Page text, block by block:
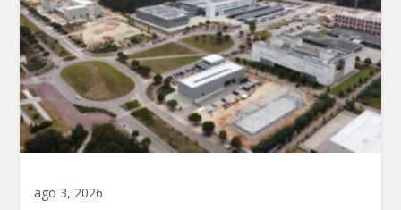
ago 3, 2026